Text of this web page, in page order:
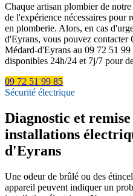
Chaque artisan plombier de
de l'expérience nécessaires pour
en plomberie. Alors, en cas
d'Eyrans, vous pouvez
Médard-d'Eyrans au 09 72 51
disponibles 24h/24 et 7j/7 pour
09 72 51 99 85
Sécurité électrique
Diagnostic et
installations
d'Eyrans
Une odeur de brûlé ou des
appareil peuvent indiquer un